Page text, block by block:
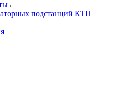
подстанций КТП